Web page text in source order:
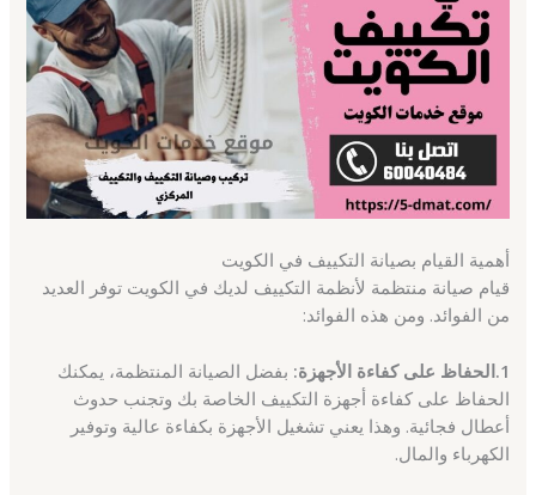
أهمية القيام بصيانة التكييف في الكويت
قيام صيانة منتظمة لأنظمة التكييف لديك في الكويت توفر العديد
من الفوائد. ومن هذه الفوائد:
1.الحفاظ على كفاءة الأجهزة:
بفضل الصيانة المنتظمة، يمكنك
الحفاظ على كفاءة أجهزة التكييف الخاصة بك وتجنب حدوث
أعطال فجائية. وهذا يعني تشغيل الأجهزة بكفاءة عالية وتوفير
الكهرباء والمال.